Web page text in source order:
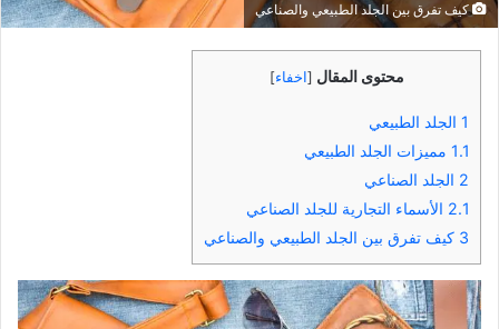
كيف تفرق بين الجلد الطبيعي والصناعي
محتوى المقال [اخفاء]
1 الجلد الطبيعي
1.1 مميزات الجلد الطبيعي
2 الجلد الصناعي
2.1 الأسماء التجارية للجلد الصناعي
3 كيف تفرق بين الجلد الطبيعي والصناعي